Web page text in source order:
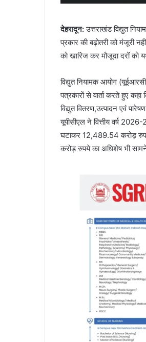
देहरादून:उत्तराखंड विद्युत
प्रकार की बढ़ोतरी को मंजूरी
को खारिज कर मौजूदा दरों को
विद्युत नियामक आयोग
पत्रकारों से वार्ता करते हुए
विद्युत वितरण,उत्पादन एवं
यूपीसीएल ने वित्तीय वर्ष
घटाकर 12,489.54 करोड़
करोड़ रुपये का अधिशेष भी